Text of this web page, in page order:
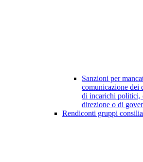
Sanzioni per
comunicazione dei
di incarichi politici,
direzione o di
Rendiconti gruppi